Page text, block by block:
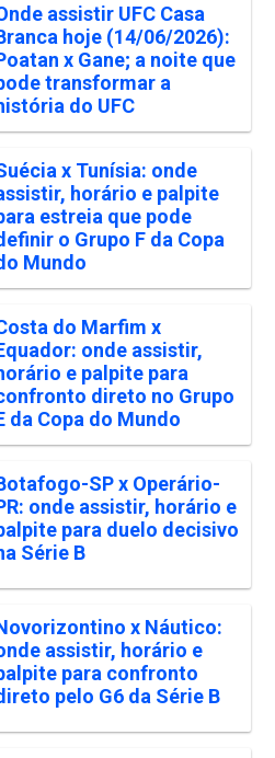
assistir UFC Casa
hoje (14/06/2026):
x Gane; a noite que
transformar a
do UFC
x Tunísia: onde
horário e palpite
estreia que pode
o Grupo F da Copa
Mundo
do Marfim x
onde assistir,
e palpite para
direto no Grupo
da Copa do Mundo
SP x Operário-
onde assistir, horário e
para duelo decisivo
Série B
x Náutico:
assistir, horário e
para confronto
pelo G6 da Série B